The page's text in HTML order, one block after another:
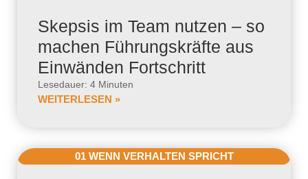
Skepsis im Team nutzen – so
machen Führungskräfte aus
Einwänden Fortschritt
Lesedauer: 4 Minuten
WEITERLESEN »
01 WENN VERHALTEN SPRICHT